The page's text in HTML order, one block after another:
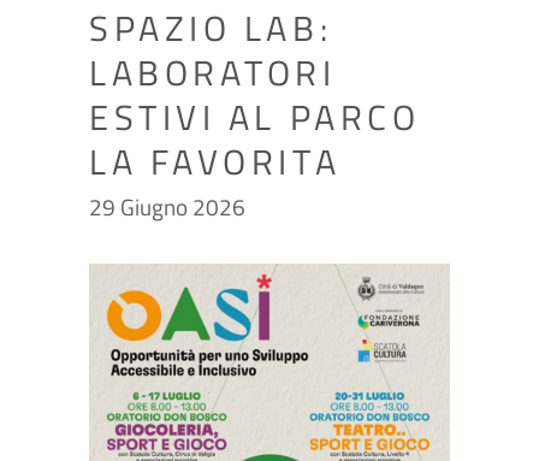
SPAZIO LAB:
LABORATORI
ESTIVI AL PARCO
LA FAVORITA
29 Giugno 2026